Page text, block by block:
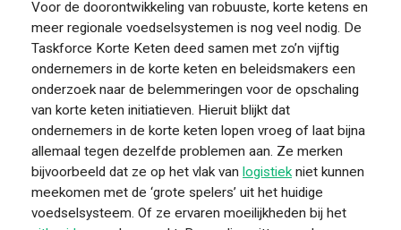
Voor de doorontwikkeling van robuuste, korte ketens en
meer regionale voedselsystemen is nog veel nodig. De
Taskforce Korte Keten deed samen met zo’n vijftig
ondernemers in de korte keten en beleidsmakers een
onderzoek naar de belemmeringen voor de opschaling
van korte keten initiatieven. Hieruit blijkt dat
ondernemers in de korte keten lopen vroeg of laat bijna
allemaal tegen dezelfde problemen aan. Ze merken
bijvoorbeeld dat ze op het vlak van logistiekniet kunnen
meekomen met de ‘grote spelers’ uit het huidige
voedselsysteem. Of ze ervaren moeilijkheden bij het